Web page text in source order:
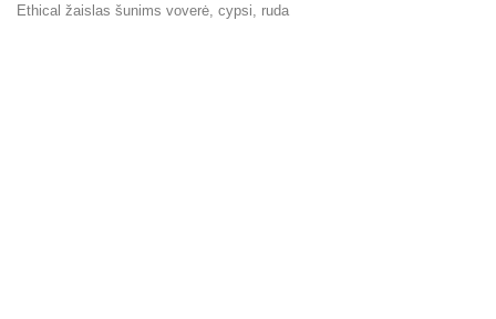
Ethical žaislas šunims voverė, cypsi, ruda